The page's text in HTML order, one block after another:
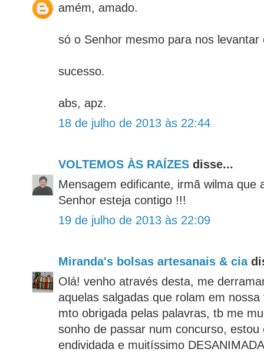
amém, amado.
só o Senhor mesmo para nos
sucesso.
abs, apz.
18 de julho de 2013 às 22:44
VOLTEMOS ÀS RAÍZES disse...
Mensagem edificante, irmã wilma que
Senhor esteja contigo !!!
19 de julho de 2013 às 22:09
Miranda's bolsas artesanais & cia
Olá! venho através desta, me
aquelas salgadas que rolam em
mto obrigada pelas palavras, tb me
sonho de passar num concurso, estou
endividada e muitíssimo